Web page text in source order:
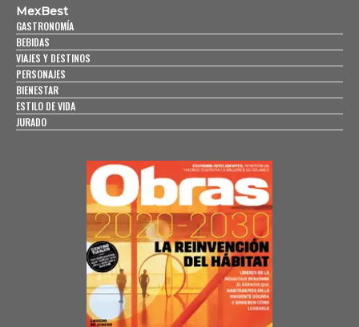
MexBest
GASTRONOMÍA
BEBIDAS
VIAJES Y DESTINOS
PERSONAJES
BIENESTAR
ESTILO DE VIDA
JURADO